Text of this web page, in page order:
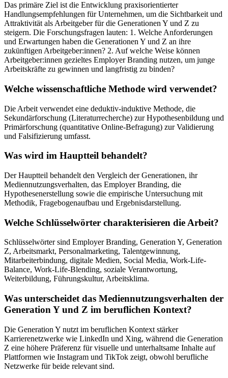
Das primäre Ziel ist die Entwicklung praxisorientierter
Handlungsempfehlungen für Unternehmen, um die Sichtbarkeit und
Attraktivität als Arbeitgeber für die Generationen Y und Z zu
steigern. Die Forschungsfragen lauten: 1. Welche Anforderungen
und Erwartungen haben die Generationen Y und Z an ihre
zukünftigen Arbeitgeber:innen? 2. Auf welche Weise können
Arbeitgeber:innen gezieltes Employer Branding nutzen, um junge
Arbeitskräfte zu gewinnen und langfristig zu binden?
Welche wissenschaftliche Methode wird verwendet?
Die Arbeit verwendet eine deduktiv-induktive Methode, die
Sekundärforschung (Literaturrecherche) zur Hypothesenbildung und
Primärforschung (quantitative Online-Befragung) zur Validierung
und Falsifizierung umfasst.
Was wird im Hauptteil behandelt?
Der Hauptteil behandelt den Vergleich der Generationen, ihr
Mediennutzungsverhalten, das Employer Branding, die
Hypothesenerstellung sowie die empirische Untersuchung mit
Methodik, Fragebogenaufbau und Ergebnisdarstellung.
Welche Schlüsselwörter charakterisieren die Arbeit?
Schlüsselwörter sind Employer Branding, Generation Y, Generation
Z, Arbeitsmarkt, Personalmarketing, Talentgewinnung,
Mitarbeiterbindung, digitale Medien, Social Media, Work-Life-
Balance, Work-Life-Blending, soziale Verantwortung,
Weiterbildung, Führungskultur, Arbeitsklima.
Was unterscheidet das Mediennutzungsverhalten der
Generation Y und Z im beruflichen Kontext?
Die Generation Y nutzt im beruflichen Kontext stärker
Karrierenetzwerke wie LinkedIn und Xing, während die Generation
Z eine höhere Präferenz für visuelle und unterhaltsame Inhalte auf
Plattformen wie Instagram und TikTok zeigt, obwohl berufliche
Netzwerke für beide relevant sind.